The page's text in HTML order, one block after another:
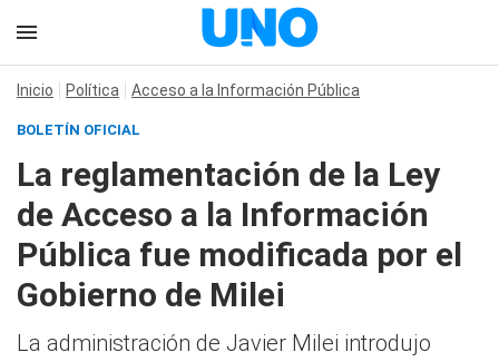
Inicio Política Acceso a la Información Pública
BOLETÍN OFICIAL
La reglamentación de la Ley
de Acceso a la Información
Pública fue modificada por el
Gobierno de Milei
La administración de Javier Milei introdujo